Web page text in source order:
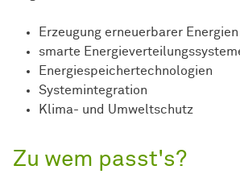
Erzeugung erneuerbarer Energien
smarte
Energiespeichertechnologien
Systemintegration
Klima- und Umweltschutz
Zu wem passt's?